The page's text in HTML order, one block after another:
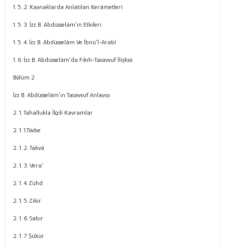
1. 5. 2. Kaynaklarda Anlatılan Kerâmetleri
1. 5. 3. İzz B. Abdüsselâm’ın Etkileri
1. 5. 4. İzz B. Abdüsselâm Ve İbnü’l-Arabî
1. 6. İzz B. Abdüsselâm’da Fıkıh-Tasavvuf İlişkisi
Bölüm 2
İzz B. Abdüsselâm’ın Tasavvuf Anlayışı
2. 1. Tahallukla İlgili Kavramlar
2. 1. 1.Tövbe
2. 1. 2. Takvâ
2. 1. 3. Vera‘
2. 1. 4. Zühd
2. 1. 5. Zikir
2. 1. 6. Sabır
2. 1. 7. Şükür